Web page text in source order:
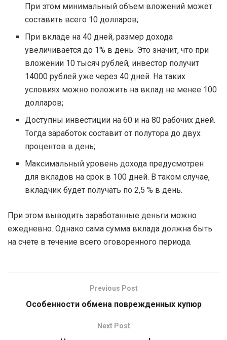
При этом минимальный объем вложений может
составить всего 10 долларов;
При вкладе на 40 дней, размер дохода
увеличивается до 1% в день. Это значит, что при
вложении 10 тысяч рублей, инвестор получит
14000 рублей уже через 40 дней. На таких
условиях можно положить на вклад не менее 100
долларов;
Доступны инвестиции на 60 и на 80 рабочих дней.
Тогда заработок составит от полутора до двух
процентов в день;
Максимальный уровень дохода предусмотрен
для вкладов на срок в 100 дней. В таком случае,
вкладчик будет получать по 2,5 % в день.
При этом выводить заработанные деньги можно
ежедневно. Однако сама сумма вклада должна быть
на счете в течение всего оговоренного периода.
Previous Post
Особенности обмена поврежденных купюр
Next Post